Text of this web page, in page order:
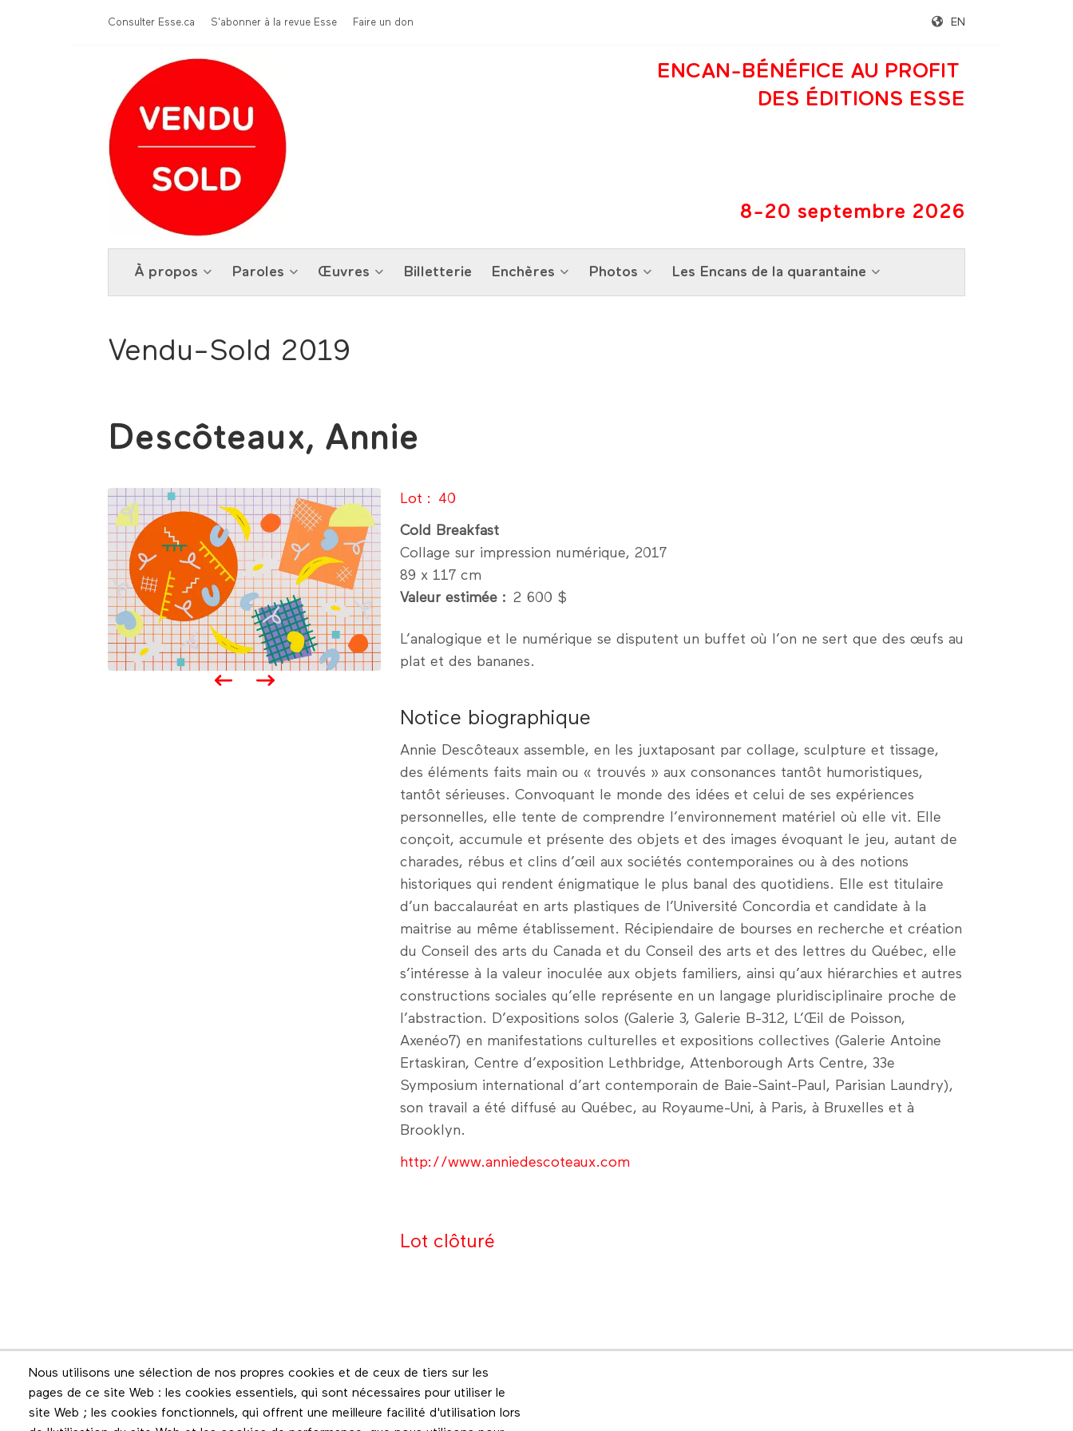
Menu Top
Consulter Esse.ca S'abonner à la revue Esse Faire un don EN
ENCAN-BÉNÉFICE AU PROFIT
DES ÉDITIONS ESSE
8-20 septembre 2026
À propos Paroles Œuvres Billetterie Enchères Photos Les Encans de la quarantaine
Vendu-Sold 2019
Descôteaux, Annie
Lot 40
Cold Breakfast
Collage sur impression numérique, 2017
89 x 117 cm
Valeur estimée
2 600 $
L’analogique et le numérique se disputent un buffet où l’on ne sert que des œufs au
plat et des bananes.
Notice biographique
Annie Descôteaux assemble, en les juxtaposant par collage, sculpture et tissage,
des éléments faits main ou « trouvés » aux consonances tantôt humoristiques,
tantôt sérieuses. Convoquant le monde des idées et celui de ses expériences
personnelles, elle tente de comprendre l’environnement matériel où elle vit. Elle
conçoit, accumule et présente des objets et des images évoquant le jeu, autant de
charades, rébus et clins d’œil aux sociétés contemporaines ou à des notions
historiques qui rendent énigmatique le plus banal des quotidiens. Elle est titulaire
d’un baccalauréat en arts plastiques de l’Université Concordia et candidate à la
maitrise au même établissement. Récipiendaire de bourses en recherche et création
du Conseil des arts du Canada et du Conseil des arts et des lettres du Québec, elle
s’intéresse à la valeur inoculée aux objets familiers, ainsi qu’aux hiérarchies et autres
constructions sociales qu’elle représente en un langage pluridisciplinaire proche de
l’abstraction. D’expositions solos (Galerie 3, Galerie B-312, L’Œil de Poisson,
Axenéo7) en manifestations culturelles et expositions collectives (Galerie Antoine
Ertaskiran, Centre d’exposition Lethbridge, Attenborough Arts Centre, 33e
Symposium international d’art contemporain de Baie-Saint-Paul, Parisian Laundry),
son travail a été diffusé au Québec, au Royaume-Uni, à Paris, à Bruxelles et à
Brooklyn.
http://www.anniedescoteaux.com
Lot clôturé
Nous utilisons une sélection de nos propres cookies et de ceux de tiers sur les
pages de ce site Web : les cookies essentiels, qui sont nécessaires pour utiliser le
site Web ; les cookies fonctionnels, qui offrent une meilleure facilité d'utilisation lors
Infolettre
Restez en contact grâce à l'infolettre